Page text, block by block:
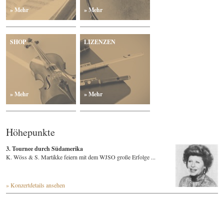
» Mehr » Mehr
SHOP
» Mehr
LIZENZEN
» Mehr
Höhepunkte
3. Tournee durch Südamerika
K. Wöss & S. Martikke feiern mit dem WJSO große Erfolge ...
» Konzertdetails ansehen